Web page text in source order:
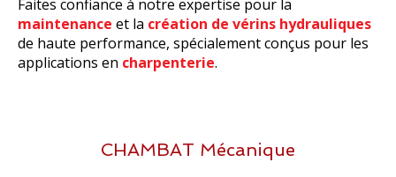
Faites confiance à notre expertise pour la
maintenance et la création de vérins hydrauliques
de haute performance, spécialement conçus pour les
applications en charpenterie.
CHAMBAT Mécanique